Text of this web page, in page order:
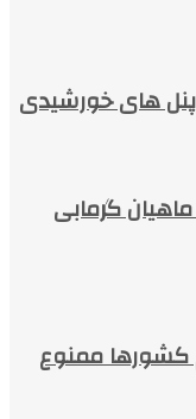
پنل‌ های خورشیدی
ماهیان گرمابی
کشورها ممنوع